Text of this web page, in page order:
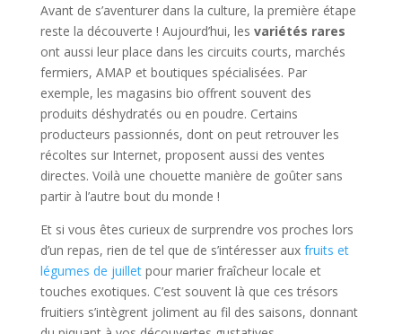
Avant de s’aventurer dans la culture, la première étape
reste la découverte ! Aujourd’hui, les variétés rares
ont aussi leur place dans les circuits courts, marchés
fermiers, AMAP et boutiques spécialisées. Par
exemple, les magasins bio offrent souvent des
produits déshydratés ou en poudre. Certains
producteurs passionnés, dont on peut retrouver les
récoltes sur Internet, proposent aussi des ventes
directes. Voilà une chouette manière de goûter sans
partir à l’autre bout du monde !
Et si vous êtes curieux de surprendre vos proches lors
d’un repas, rien de tel que de s’intéresser aux fruits et
légumes de juilletpour marier fraîcheur locale et
touches exotiques. C’est souvent là que ces trésors
fruitiers s’intègrent joliment au fil des saisons, donnant